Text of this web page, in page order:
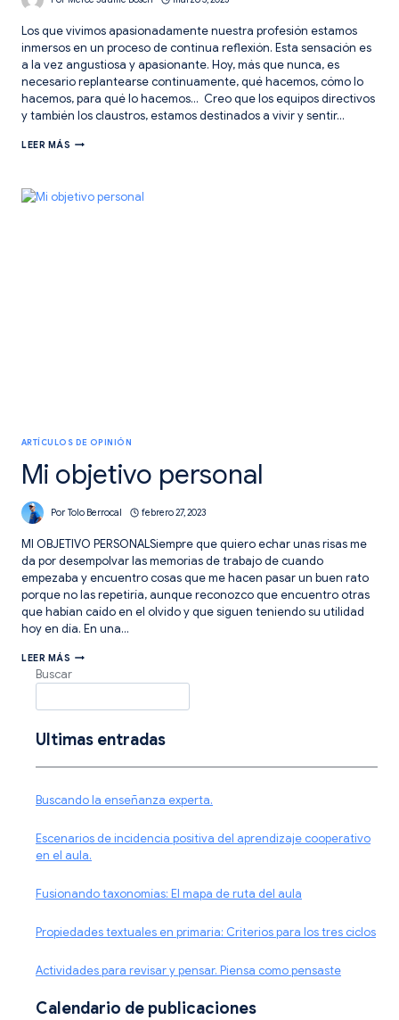
Los que vivimos apasionadamente nuestra profesión estamos
inmersos en un proceso de continua reflexión. Esta sensación es
a la vez angustiosa y apasionante. Hoy, más que nunca, es
necesario replantearse continuamente, qué hacemos, cómo lo
hacemos, para qué lo hacemos… Creo que los equipos directivos
y también los claustros, estamos destinados a vivir y sentir…
LEER MÁS EN
ARTÍCULOS DE OPINIÓN
Mi objetivo personal
Por Tolo Berrocal febrero 27, 2023
MI OBJETIVO PERSONALSiempre que quiero echar unas risas me
da por desempolvar las memorias de trabajo de cuando
empezaba y encuentro cosas que me hacen pasar un buen rato
porque no las repetiría, aunque reconozco que encuentro otras
que habían caído en el olvido y que siguen teniendo su utilidad
hoy en día. En una…
LEER MÁS MI
PERSONAL
Buscar
Ultimas entradas
Buscando la enseñanza experta.
Escenarios de incidencia positiva del aprendizaje cooperativo
en el aula.
Fusionando taxonomías: El mapa de ruta del aula
Propiedades textuales en primaria: Criterios para los tres ciclos
Actividades para revisar y pensar. Piensa como pensaste
Calendario de publicaciones